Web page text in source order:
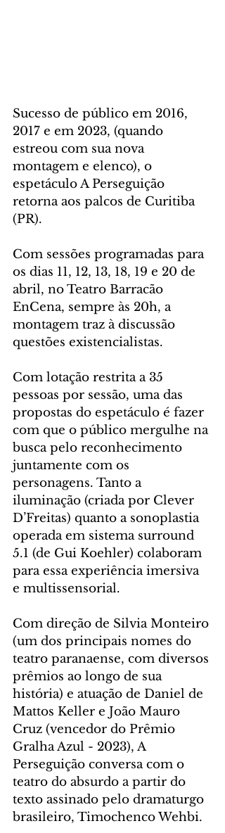
Sucesso de público em 2016,
2017 e em 2023, (quando
estreou com sua nova
montagem e elenco), o
espetáculo A Perseguição
retorna aos palcos de Curitiba
(PR).
Com sessões programadas para
os dias 11, 12, 13, 18, 19 e 20 de
abril, no Teatro Barracão
EnCena, sempre às 20h, a
montagem traz à discussão
questões existencialistas.
Com lotação restrita a 35
pessoas por sessão, uma das
propostas do espetáculo é fazer
com que o público mergulhe na
busca pelo reconhecimento
juntamente com os
personagens. Tanto a
iluminação (criada por Clever
D’Freitas) quanto a sonoplastia
operada em sistema surround
5.1 (de Gui Koehler) colaboram
para essa experiência imersiva
e multissensorial.
Com direção de Silvia Monteiro
(um dos principais nomes do
teatro paranaense, com diversos
prêmios ao longo de sua
história) e atuação de Daniel de
Mattos Keller e João Mauro
Cruz (vencedor do Prêmio
Gralha Azul - 2023), A
Perseguição conversa com o
teatro do absurdo a partir do
texto assinado pelo dramaturgo
brasileiro, Timochenco Wehbi.